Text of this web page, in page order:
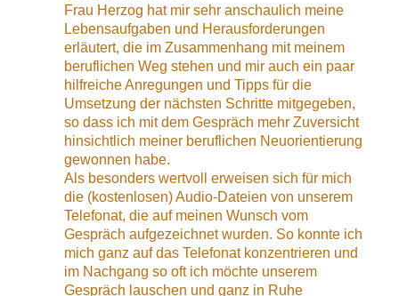
Frau Herzog hat mir sehr anschaulich meine
Lebensaufgaben und Herausforderungen
erläutert, die im Zusammenhang mit meinem
beruflichen Weg stehen und mir auch ein paar
hilfreiche Anregungen und Tipps für die
Umsetzung der nächsten Schritte mitgegeben,
so dass ich mit dem Gespräch mehr Zuversicht
hinsichtlich meiner beruflichen Neuorientierung
gewonnen habe.
Als besonders wertvoll erweisen sich für mich
die (kostenlosen) Audio-Dateien von unserem
Telefonat, die auf meinen Wunsch vom
Gespräch aufgezeichnet wurden. So konnte ich
mich ganz auf das Telefonat konzentrieren und
im Nachgang so oft ich möchte unserem
Gespräch lauschen und ganz in Ruhe